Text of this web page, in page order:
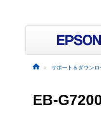
サポート＆ダウンロ
EB-